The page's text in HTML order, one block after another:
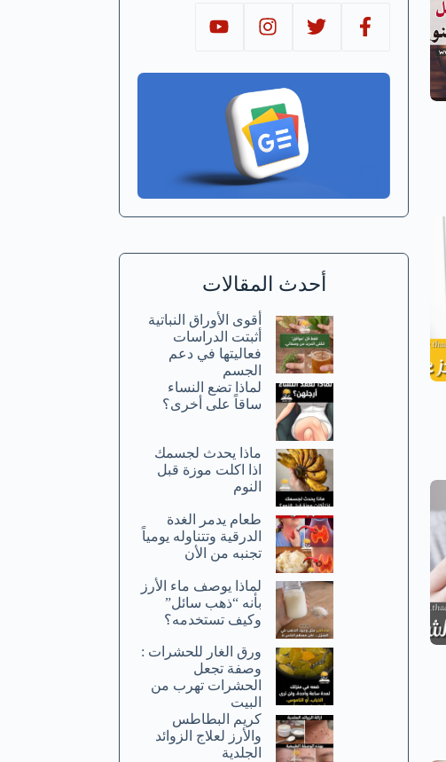
أحدث المقالات
أقوى الأوراق النباتية
أثبتت الدراسات
فعاليتها في دعم
الجسم
لماذا تضع النساء
ساقاً على أخرى؟
ماذا يحدث لجسمك
اذا اكلت موزة قبل
النوم
طعام يدمر الغدة
الدرقية وتتناوله يومياً
تجنبه من الأن
لماذا يوصف ماء الأرز
بأنه “ذهب سائل”
وكيف تستخدمه؟
ورق الغار للحشرات :
وصفة تجعل
الحشرات تهرب من
البيت
كريم البطاطس
والأرز لعلاج الزوائد
الجلدية